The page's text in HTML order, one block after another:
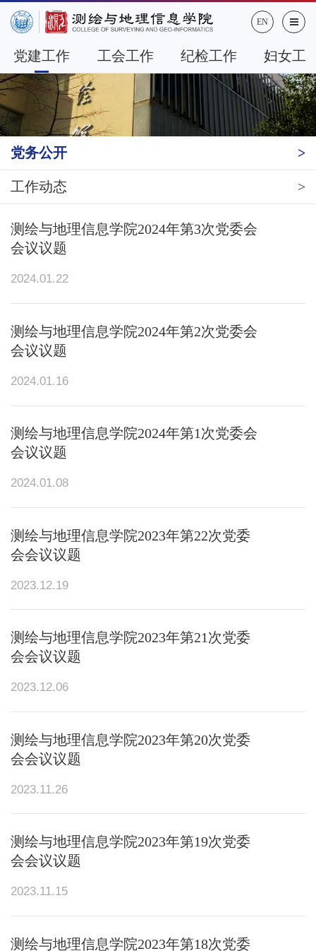
EN
党建工作 工会工作 纪检工作 妇女工
党务公开
工作动态
测绘与地理信息学院2024年第3次党委会
会议议题
2024.01.22
测绘与地理信息学院2024年第2次党委会
会议议题
2024.01.16
测绘与地理信息学院2024年第1次党委会
会议议题
2024.01.08
测绘与地理信息学院2023年第22次党委
会会议议题
2023.12.19
测绘与地理信息学院2023年第21次党委
会会议议题
2023.12.06
测绘与地理信息学院2023年第20次党委
会会议议题
2023.11.26
测绘与地理信息学院2023年第19次党委
会会议议题
2023.11.15
测绘与地理信息学院2023年第18次党委